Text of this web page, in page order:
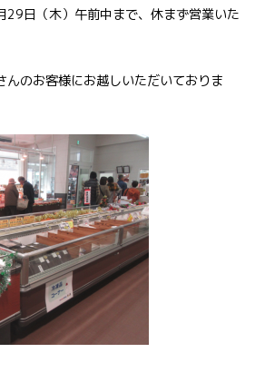
29日（木）午前中まで、休まず営業いた
のお客様にお越しいただいておりま